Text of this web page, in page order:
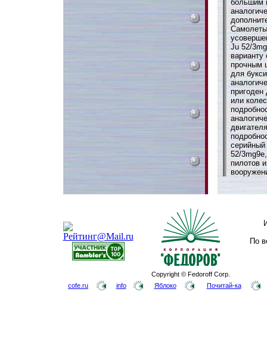
большим
Ju 52/
прочным
для
пригоден
или
серийный
52/
пилотов
Copyright © Fedoroff Corp.
По
cofe.ru info Яблоко Почитай-ка